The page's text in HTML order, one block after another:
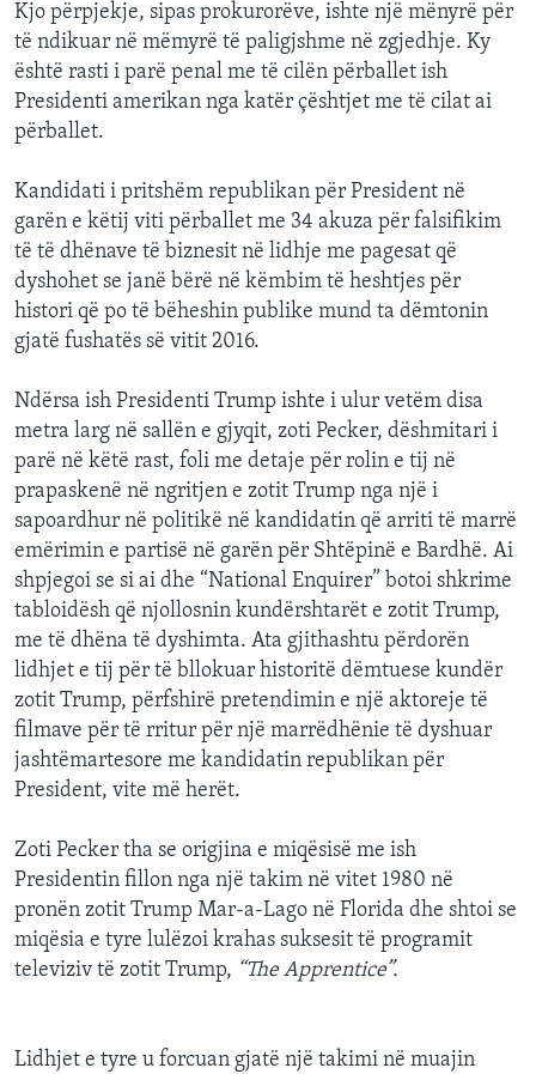
Kjo përpjekje, sipas prokurorëve, ishte një mënyrë për
të ndikuar në mëmyrë të paligjshme në zgjedhje. Ky
është rasti i parë penal me të cilën përballet ish
Presidenti amerikan nga katër çështjet me të cilat ai
përballet.
Kandidati i pritshëm republikan për President në
garën e këtij viti përballet me 34 akuza për falsifikim
të të dhënave të biznesit në lidhje me pagesat që
dyshohet se janë bërë në këmbim të heshtjes për
histori që po të bëheshin publike mund ta dëmtonin
gjatë fushatës së vitit 2016.
Ndërsa ish Presidenti Trump ishte i ulur vetëm disa
metra larg në sallën e gjyqit, zoti Pecker, dëshmitari i
parë në këtë rast, foli me detaje për rolin e tij në
prapaskenë në ngritjen e zotit Trump nga një i
sapoardhur në politikë në kandidatin që arriti të marrë
emërimin e partisë në garën për Shtëpinë e Bardhë. Ai
shpjegoi se si ai dhe “National Enquirer” botoi shkrime
tabloidësh që njollosnin kundërshtarët e zotit Trump,
me të dhëna të dyshimta. Ata gjithashtu përdorën
lidhjet e tij për të bllokuar historitë dëmtuese kundër
zotit Trump, përfshirë pretendimin e një aktoreje të
filmave për të rritur për një marrëdhënie të dyshuar
jashtëmartesore me kandidatin republikan për
President, vite më herët.
Zoti Pecker tha se origjina e miqësisë me ish
Presidentin fillon nga një takim në vitet 1980 në
pronën zotit Trump Mar-a-Lago në Florida dhe shtoi se
miqësia e tyre lulëzoi krahas suksesit të programit
televiziv të zotit Trump, “The Apprentice”.
Lidhjet e tyre u forcuan gjatë një takimi në muajin